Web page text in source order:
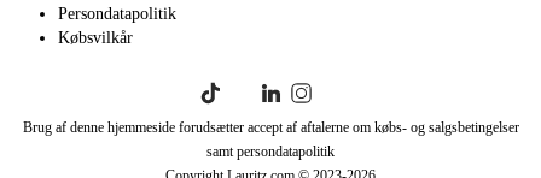
Persondatapolitik
Købsvilkår
Brug af denne hjemmeside forudsætter accept af aftalerne om købs- og salgsbetingelser
samt persondatapolitik